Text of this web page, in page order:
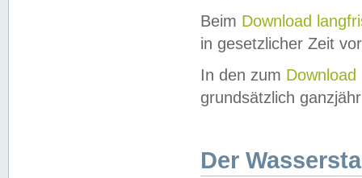
Beim Download
in gesetzlicher Zeit
In den zum Download
grundsätzlich
Der